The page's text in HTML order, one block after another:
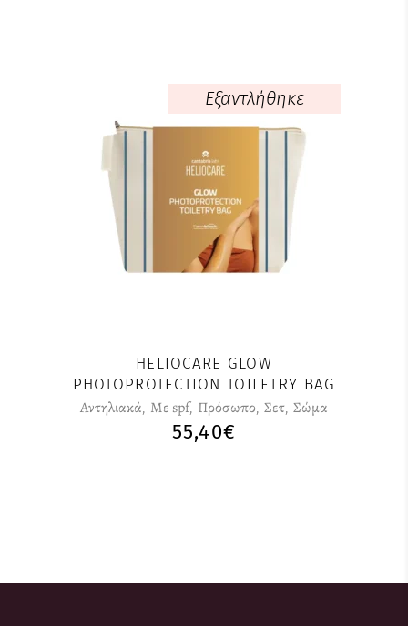
Εξαντλήθηκε
HELIOCARE GLOW
PHOTOPROTECTION TOILETRY BAG
Αντηλιακά, Με spf, Πρόσωπο, Σετ, Σώμα
55,40€